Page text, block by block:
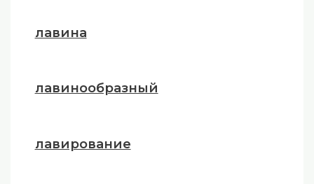
лавина
лавинообразный
лавирование